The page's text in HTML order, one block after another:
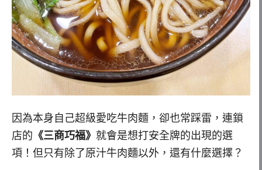
因為本身自己超級愛吃牛肉麵，卻也常踩雷，連鎖
店的 《三商巧福》 就會是想打安全牌的出現的選
項！但只有除了原汁牛肉麵以外，還有什麼選擇？